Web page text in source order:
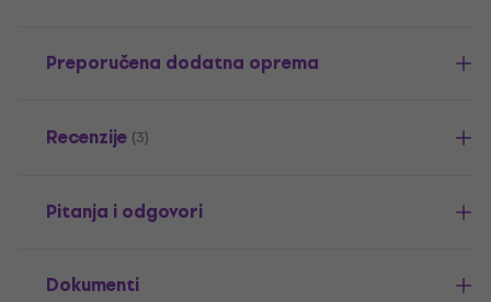
Preporučena dodatna oprema
Recenzije (3)
Pitanja i odgovori
Dokumenti